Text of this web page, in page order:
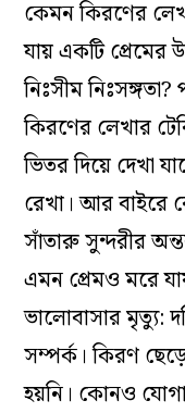
কেমন কিরণের
যায় একটি প্রেমের
নিঃসীম
কিরণের লেখার
ভিতর দিয়ে দেখা
রেখা। আর বাইরে
সাঁতারু সুন্দরীর
এমন প্রেমও মরে
ভালোবাসার মৃত্যু:
সম্পর্ক। কিরণ
হয়নি। কোনও